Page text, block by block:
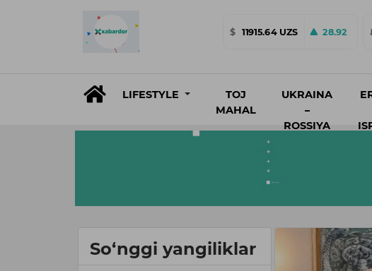
$ 11915.64 UZS 28.92
LIFESTYLE
TOJ
MAHAL
UKRAINA
–
ROSSIYA
So‘nggi yangiliklar